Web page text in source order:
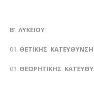
Β’ ΛΥΚΕΙΟΥ
ΘΕΤΙΚΗΣ
ΘΕΩΡΗΤΙΚΗΣ